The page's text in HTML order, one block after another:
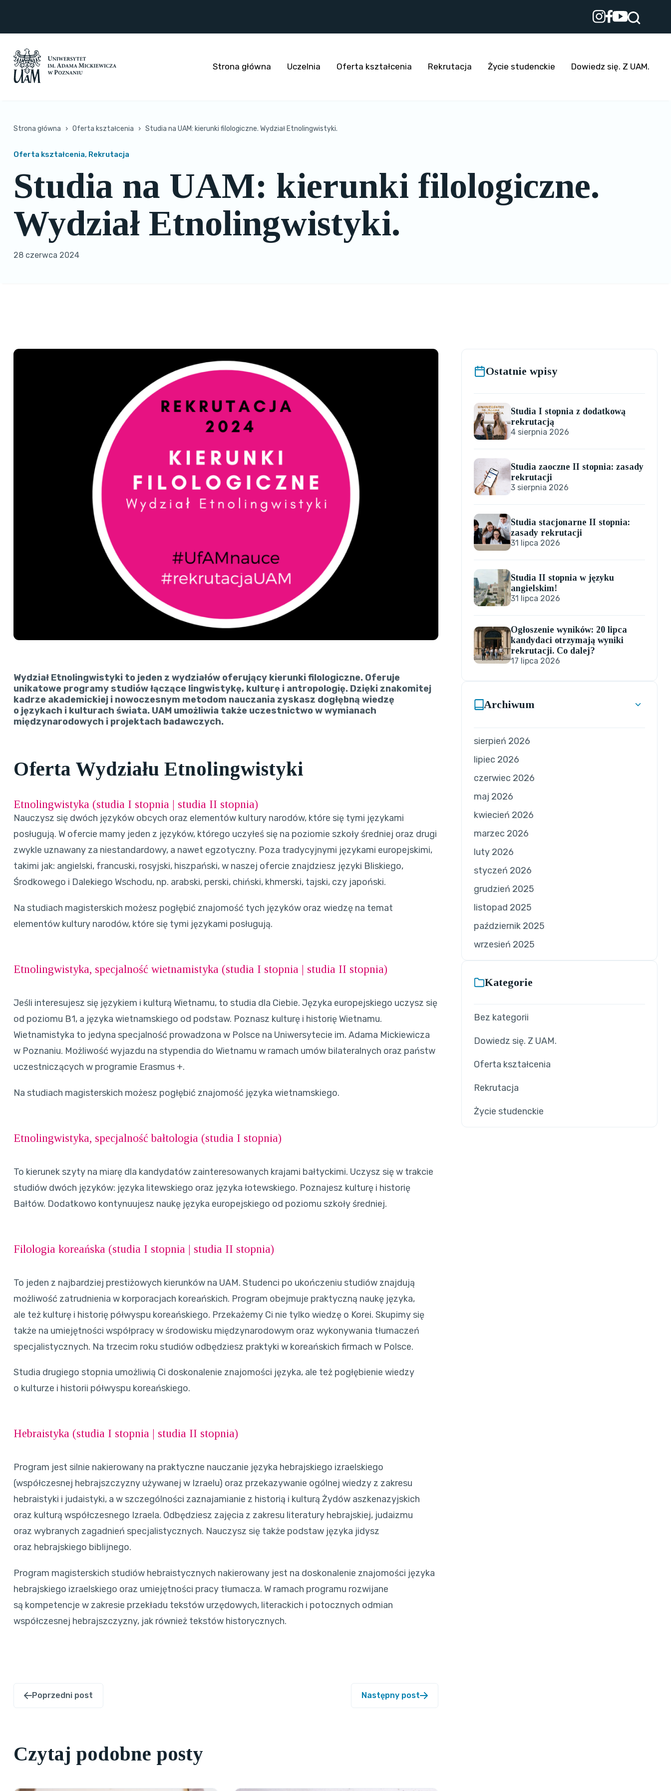
Strona główna Uczelnia Oferta kształcenia Rekrutacja Życie studenckie Dowiedz się. Z UAM.
Strona główna › Oferta kształcenia › Studia na UAM: kierunki filologiczne. Wydział Etnolingwistyki.
Oferta kształcenia, Rekrutacja
Studia na UAM: kierunki filologiczne.
Wydział Etnolingwistyki.
28 czerwca 2024
Wydział Etnolingwistyki to jeden z wydziałów oferujący kierunki filologiczne. Oferuje
unikatowe programy studiów łączące lingwistykę, kulturę i antropologię. Dzięki znakomitej
kadrze akademickiej i nowoczesnym metodom nauczania zyskasz dogłębną wiedzę
o językach i kulturach świata. UAM umożliwia także uczestnictwo w wymianach
międzynarodowych i projektach badawczych.
Oferta Wydziału Etnolingwistyki
Etnolingwistyka (studia I stopnia| studia II stopnia)
Nauczysz się dwóch języków obcych oraz elementów kultury narodów, które się tymi językami
posługują. W ofercie mamy jeden z języków, którego uczyłeś się na poziomie szkoły średniej oraz drugi
zwykle uznawany za niestandardowy, a nawet egzotyczny. Poza tradycyjnymi językami europejskimi,
takimi jak: angielski, francuski, rosyjski, hiszpański, w naszej ofercie znajdziesz języki Bliskiego,
Środkowego i Dalekiego Wschodu, np. arabski, perski, chiński, khmerski, tajski, czy japoński.
Na studiach magisterskich możesz pogłębić znajomość tych języków oraz wiedzę na temat
elementów kultury narodów, które się tymi językami posługują.
Etnolingwistyka, specjalność wietnamistyka (studia I stopnia | studia II stopnia)
Jeśli interesujesz się językiem i kulturą Wietnamu, to studia dla Ciebie. Języka europejskiego uczysz się
od poziomu B1, a języka wietnamskiego od podstaw. Poznasz kulturę i historię Wietnamu.
Wietnamistyka to jedyna specjalność prowadzona w Polsce na Uniwersytecie im. Adama Mickiewicza
w Poznaniu. Możliwość wyjazdu na stypendia do Wietnamu w ramach umów bilateralnych oraz państw
uczestniczących w programie Erasmus +.
Na studiach magisterskich możesz pogłębić znajomość języka wietnamskiego.
Etnolingwistyka, specjalność bałtologia (studia I stopnia)
To kierunek szyty na miarę dla kandydatów zainteresowanych krajami bałtyckimi. Uczysz się w trakcie
studiów dwóch języków: języka litewskiego oraz języka łotewskiego. Poznajesz kulturę i historię
Bałtów. Dodatkowo kontynuujesz naukę języka europejskiego od poziomu szkoły średniej.
Filologia koreańska (studia I stopnia | studia II stopnia)
To jeden z najbardziej prestiżowych kierunków na UAM. Studenci po ukończeniu studiów znajdują
możliwość zatrudnienia w korporacjach koreańskich. Program obejmuje praktyczną naukę języka,
ale też kulturę i historię półwyspu koreańskiego. Przekażemy Ci nie tylko wiedzę o Korei. Skupimy się
także na umiejętności współpracy w środowisku międzynarodowym oraz wykonywania tłumaczeń
specjalistycznych. Na trzecim roku studiów odbędziesz praktyki w koreańskich firmach w Polsce.
Studia drugiego stopnia umożliwią Ci doskonalenie znajomości języka, ale też pogłębienie wiedzy
o kulturze i historii półwyspu koreańskiego.
Hebraistyka (studia I stopnia| studia II stopnia)
Program jest silnie nakierowany na praktyczne nauczanie języka hebrajskiego izraelskiego
(współczesnej hebrajszczyzny używanej w Izraelu) oraz przekazywanie ogólnej wiedzy z zakresu
hebraistyki i judaistyki, a w szczególności zaznajamianie z historią i kulturą Żydów aszkenazyjskich
oraz kulturą współczesnego Izraela. Odbędziesz zajęcia z zakresu literatury hebrajskiej, judaizmu
oraz wybranych zagadnień specjalistycznych. Nauczysz się także podstaw języka jidysz
oraz hebrajskiego biblijnego.
Program magisterskich studiów hebraistycznych nakierowany jest na doskonalenie znajomości języka
hebrajskiego izraelskiego oraz umiejętności pracy tłumacza. W ramach programu rozwijane
są kompetencje w zakresie przekładu tekstów urzędowych, literackich i potocznych odmian
współczesnej hebrajszczyzny, jak również tekstów historycznych.
Poprzedni post Następny post
Czytaj podobne posty
Ostatnie wpisy
Studia I stopnia z dodatkową
rekrutacją
4 sierpnia 2026
Studia zaoczne II stopnia: zasady
rekrutacji
3 sierpnia 2026
Studia stacjonarne II stopnia:
zasady rekrutacji
31 lipca 2026
Studia II stopnia w języku
angielskim!
31 lipca 2026
Ogłoszenie wyników: 20 lipca
kandydaci otrzymają wyniki
rekrutacji. Co dalej?
17 lipca 2026
Archiwum
sierpień 2026
lipiec 2026
czerwiec 2026
maj 2026
kwiecień 2026
marzec 2026
luty 2026
styczeń 2026
grudzień 2025
listopad 2025
październik 2025
wrzesień 2025
Kategorie
Bez kategorii
Dowiedz się. Z UAM.
Oferta kształcenia
Rekrutacja
Życie studenckie